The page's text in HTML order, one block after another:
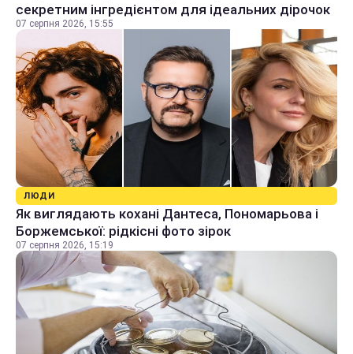
секретним інгредієнтом для ідеальних дірочок
07 серпня 2026, 15:55
ЛЮДИ
Як виглядають кохані Дантеса, Пономарьова і
Боржемської: рідкісні фото зірок
07 серпня 2026, 15:19